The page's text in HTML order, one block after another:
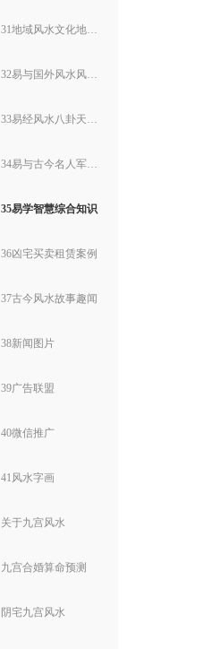
31地域风水文化地理图片
32易与国外风水风情习俗
33易经风水八卦天下事谈
34易与古今名人军事科技
35易学智慧综合知识
36凶宅买卖租赁案例
37古今风水故事趣闻
38新闻图片
39广告联盟
40微信推广
41风水字画
关于九宫风水
九宫合婚算命预测
阴宅九宫风水